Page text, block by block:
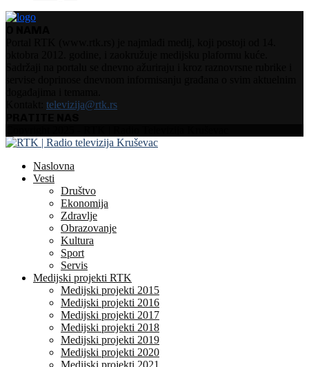
televizija@rtk.rs
Naslovna
Vesti
Društvo
Ekonomija
Zdravlje
Obrazovanje
Kultura
Sport
Servis
Medijski projekti RTK
Medijski projekti 2015
Medijski projekti 2016
Medijski projekti 2017
Medijski projekti 2018
Medijski projekti 2019
Medijski projekti 2020
Medijski projekti 2021